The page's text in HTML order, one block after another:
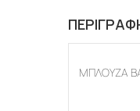
ΜΠΛΟΥΖΑ